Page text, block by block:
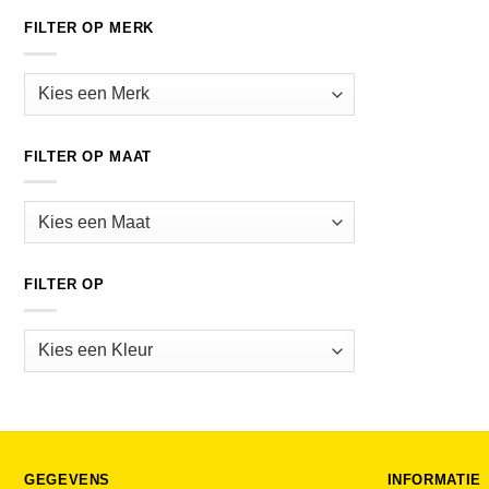
FILTER OP MERK
FILTER OP MAAT
FILTER OP
GEGEVENS INFORMATIE